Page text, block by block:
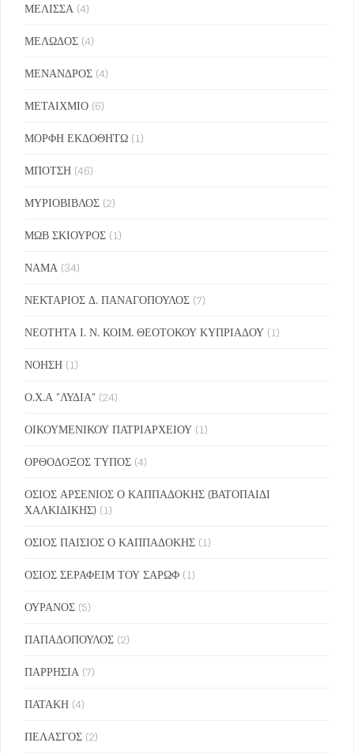
ΜΕΛΙΣΣΑ (4)
ΜΕΛΩΔΟΣ (4)
ΜΕΝΑΝΔΡΟΣ (4)
ΜΕΤΑΙΧΜΙΟ (6)
ΜΟΡΦΗ ΕΚΔΟΘΗΤΩ (1)
ΜΠΟΤΣΗ (46)
ΜΥΡΙΟΒΙΒΛΟΣ (2)
ΜΩΒ ΣΚΙΟΥΡΟΣ (1)
ΝΑΜΑ (34)
ΝΕΚΤΑΡΙΟΣ Δ. ΠΑΝΑΓΟΠΟΥΛΟΣ (7)
ΝΕΟΤΗΤΑ Ι. Ν. ΚΟΙΜ. ΘΕΟΤΟΚΟΥ ΚΥΠΡΙΑΔΟΥ (1)
ΝΟΗΣΗ (1)
Ο.Χ.Α "ΛΥΔΙΑ" (24)
ΟΙΚΟΥΜΕΝΙΚΟΥ ΠΑΤΡΙΑΡΧΕΙΟΥ (1)
ΟΡΘΟΔΟΞΟΣ ΤΥΠΟΣ (4)
ΟΣΙΟΣ ΑΡΣΕΝΙΟΣ Ο ΚΑΠΠΑΔΟΚΗΣ (ΒΑΤΟΠΑΙΔΙ
ΧΑΛΚΙΔΙΚΗΣ) (1)
ΟΣΙΟΣ ΠΑΙΣΙΟΣ Ο ΚΑΠΠΑΔΟΚΗΣ (1)
ΟΣΙΟΣ ΣΕΡΑΦΕΙΜ ΤΟΥ ΣΑΡΩΦ (1)
ΟΥΡΑΝΟΣ (5)
ΠΑΠΑΔΟΠΟΥΛΟΣ (2)
ΠΑΡΡΗΣΙΑ (7)
ΠΑΤΑΚΗ (4)
ΠΕΛΑΣΓΟΣ (2)